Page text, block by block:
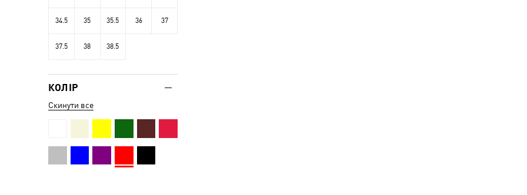
34.5 35 35.5 36 37
37.5 38 38.5
КОЛІР
Скинути все